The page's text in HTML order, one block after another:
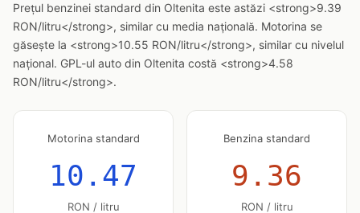
Prețul benzinei standard din Oltenita este astăzi <strong>9.39
RON/litru</strong>, similar cu media națională. Motorina se
găsește la <strong>10.55 RON/litru</strong>, similar cu nivelul
național. GPL-ul auto din Oltenita costă <strong>4.58
RON/litru</strong>.
Motorina standard
10.47
RON / litru
Benzina standard
9.36
RON / litru